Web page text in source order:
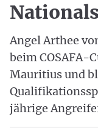
Angel Arthee
beim COSAFA-
Mauritius und
jährige